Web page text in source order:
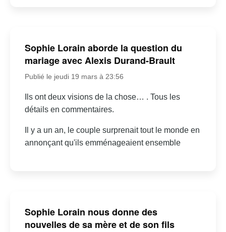
Sophie Lorain aborde la question du
mariage avec Alexis Durand-Brault
Publié le jeudi 19 mars à 23:56
Ils ont deux visions de la chose… . Tous les
détails en commentaires.
Il y a un an, le couple surprenait tout le monde en
annonçant qu'ils emménageaient ensemble
Sophie Lorain nous donne des
nouvelles de sa mère et de son fils